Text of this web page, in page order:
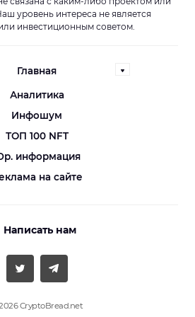
уровень интереса не является
инвестиционным советом.
Главная
Аналитика
Инфошум
ТОП 100 NFT
информация
на сайте
Написать нам
CryptoBread.net